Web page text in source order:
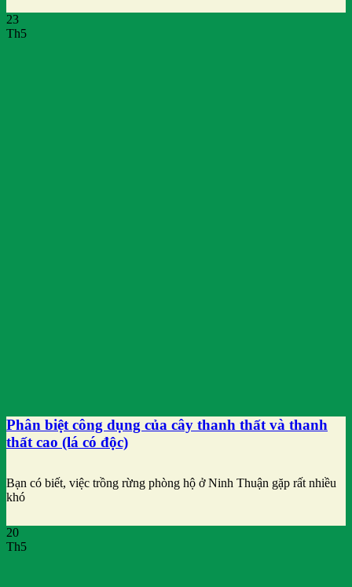
23
Th5
Phân biệt công dụng của cây thanh thất và thanh
thất cao (lá có độc)
Bạn có biết, việc trồng rừng phòng hộ ở Ninh Thuận gặp rất nhiều
khó
20
Th5